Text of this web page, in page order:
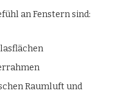
an Fenstern sind:
Raumluft und